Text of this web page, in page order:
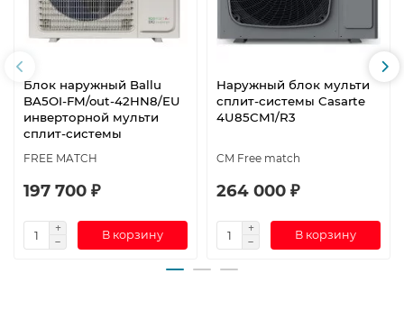
Блок наружный Ballu
BA5OI-FM/out-42HN8/EU
инверторной мульти
сплит-системы
FREE MATCH
197 700 ₽
В корзину
Наружный блок мульти
сплит-системы Casarte
4U85CM1/R3
CM Free match
264 000 ₽
В корзину